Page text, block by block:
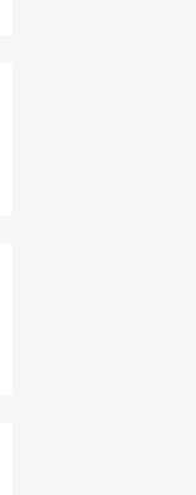
インターンシップ
ジェクト